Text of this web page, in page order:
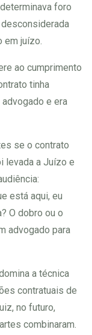
foro
em juízo.
ao cumprimento
tinha
e era
se o contrato
levada a Juízo e
está aqui, eu
O dobro ou o
advogado para
a técnica
contratuais de
no futuro,
combinaram.